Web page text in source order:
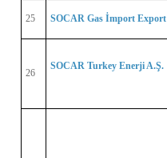
25 SOCAR Gas İmport Export
26
SOCAR Turkey Enerji A.Ş.